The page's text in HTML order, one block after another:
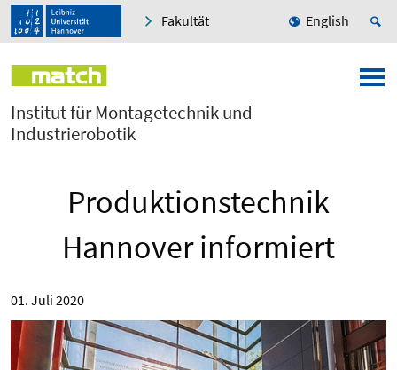
Fakultät English
Institut für Montagetechnik und
Industrierobotik
Produktionstechnik
Hannover informiert
01. Juli 2020